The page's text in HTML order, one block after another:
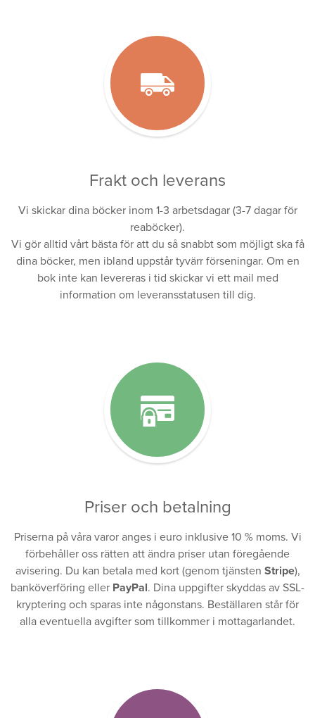
Frakt och leverans
Vi skickar dina böcker inom 1-3 arbetsdagar (3-7 dagar för
reaböcker).
Vi gör alltid vårt bästa för att du så snabbt som möjligt ska få
dina böcker, men ibland uppstår tyvärr förseningar. Om en
bok inte kan levereras i tid skickar vi ett mail med
information om leveransstatusen till dig.
Priser och betalning
Priserna på våra varor anges i euro inklusive 10 % moms. Vi
förbehåller oss rätten att ändra priser utan föregående
avisering. Du kan betala med kort (genom tjänsten Stripe),
banköverföring eller PayPal. Dina uppgifter skyddas av SSL-
kryptering och sparas inte någonstans. Beställaren står för
alla eventuella avgifter som tillkommer i mottagarlandet.